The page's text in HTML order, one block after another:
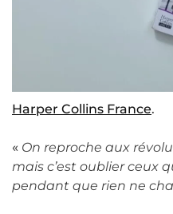
Harper Collins France.
« On reproche aux
mais c’est oublier ceux
pendant que rien ne